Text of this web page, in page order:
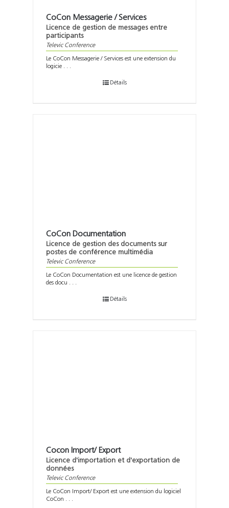
CoCon Messagerie / Services
Licence de gestion de messages entre
participants
Televic Conference
Le CoCon Messagerie / Services est une extension du
logicie . . .
Détails
CoCon Documentation
Licence de gestion des documents sur
postes de conférence multimédia
Televic Conference
Le CoCon Documentation est une licence de gestion
des docu . . .
Détails
Cocon Import/ Export
Licence d'importation et d'exportation de
données
Televic Conference
Le CoCon Import/ Export est une extension du logiciel
CoCon . . .